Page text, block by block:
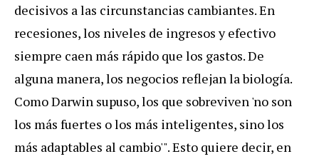
decisivos a las circunstancias cambiantes. En
recesiones, los niveles de ingresos y efectivo
siempre caen más rápido que los gastos. De
alguna manera, los negocios reflejan la biología.
Como Darwin supuso, los que sobreviven 'no son
los más fuertes o los más inteligentes, sino los
más adaptables al cambio'". Esto quiere decir, en